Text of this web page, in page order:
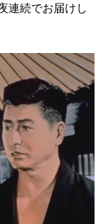
連続でお届けし